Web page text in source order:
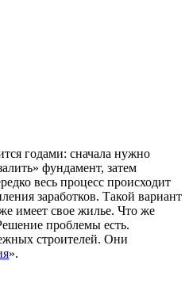
годами: сначала нужно
фундамент, затем
весь процесс происходит
заработков. Такой вариант
имеет свое жилье. Что же
проблемы есть.
строителей. Они
».